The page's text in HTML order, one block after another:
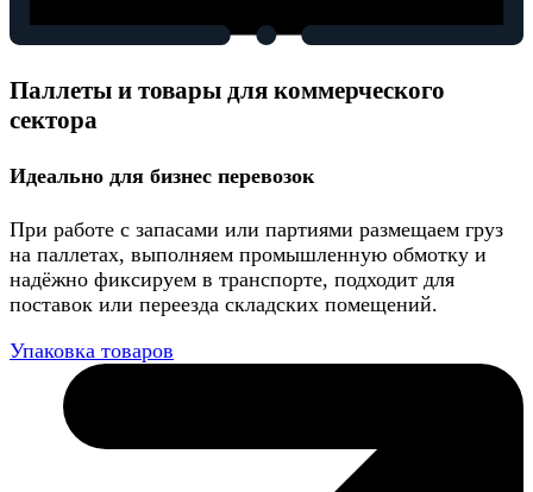
Паллеты и товары для коммерческого
сектора
Идеально для бизнес перевозок
При работе с запасами или партиями размещаем груз
на паллетах, выполняем промышленную обмотку и
надёжно фиксируем в транспорте, подходит для
поставок или переезда складских помещений.
Упаковка товаров